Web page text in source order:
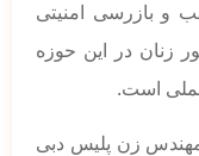
و بازرسی امنیتی
زنان در این حوزه
است.
مهندس زن پلیس دبی